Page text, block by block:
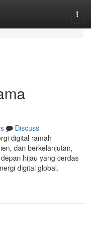
Discuss
digital ramah
dan berkelanjutan,
hijau yang cerdas
digital global.